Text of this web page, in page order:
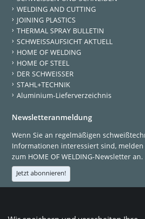
WELDING AND CUTTING
JOINING PLASTICS
THERMAL SPRAY BULLETIN
SCHWEISSAUFSICHT AKTUELL
HOME OF WELDING
HOME OF STEEL
DER SCHWEISSER
STAHL+TECHNIK
Aluminium-Lieferverzeichnis
Newsletteranmeldung
Wenn Sie an regelmäßigen
Informationen interessiert sind, melden
zum HOME OF WELDING-Newsletter an.
Jetzt abonnieren!
Die DVS Media GmbH ist ein